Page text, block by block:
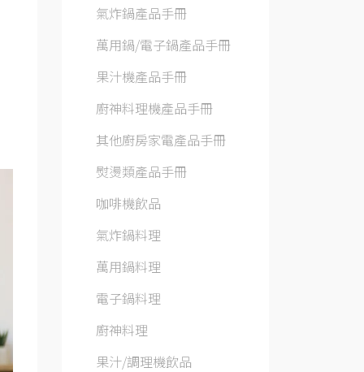
氣炸鍋產品手冊
萬用鍋/電子鍋產品手冊
果汁機產品手冊
廚神料理機產品手冊
其他廚房家電產品手冊
熨燙類產品手冊
咖啡機飲品
氣炸鍋料理
萬用鍋料理
電子鍋料理
廚神料理
果汁/調理機飲品